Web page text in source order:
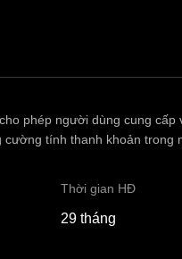
phép người dùng cung cấp
tính thanh khoản trong
Thời gian HĐ
29 tháng